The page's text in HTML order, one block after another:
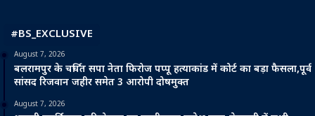
#BS_EXCLUSIVE
August 7, 2026
बलरामपुर के चर्चित सपा नेता फिरोज पप्पू हत्याकांड में कोर्ट का बड़ा फैसला,पूर्व
सांसद रिजवान जहीर समेत 3 आरोपी दोषमुक्त
August 7, 2026